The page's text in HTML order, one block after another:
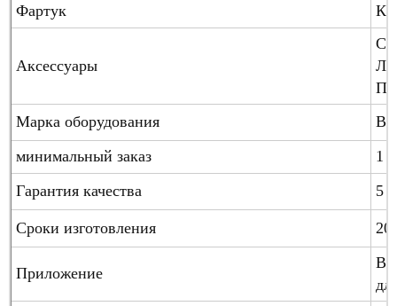
Фартук
Аксессуары
Марка оборудования
минимальный заказ
1
Гарантия качества
5
Сроки изготовления
Приложение